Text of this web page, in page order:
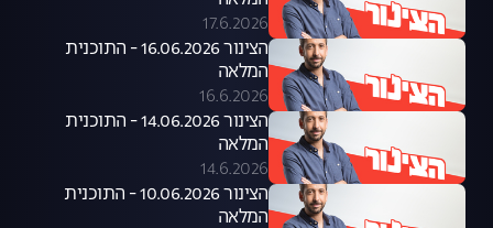
17.6.2026
הצינור 16.06.2026 - התוכנית
המלאה
16.6.2026
הצינור 14.06.2026 - התוכנית
המלאה
14.6.2026
הצינור 10.06.2026 - התוכנית
המלאה